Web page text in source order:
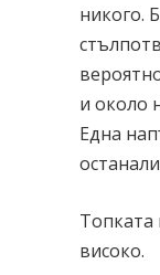
никого.
и около
Една
Топката
високо.